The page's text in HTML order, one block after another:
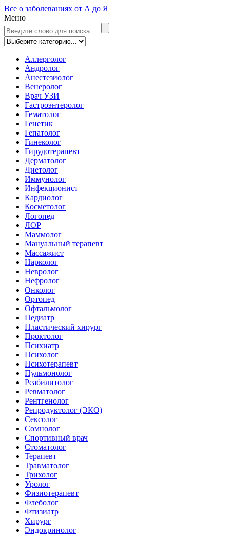
Все о заболеваниях от А до Я
Меню
Аллерголог
Андролог
Анестезиолог
Венеролог
Врач УЗИ
Гастроэнтеролог
Гематолог
Генетик
Гепатолог
Гинеколог
Гирудотерапевт
Дерматолог
Диетолог
Иммунолог
Инфекционист
Кардиолог
Косметолог
Логопед
ЛОР
Маммолог
Мануальный терапевт
Массажист
Нарколог
Невролог
Нефролог
Онколог
Ортопед
Офтальмолог
Педиатр
Пластический хирург
Проктолог
Психиатр
Психолог
Психотерапевт
Пульмонолог
Реабилитолог
Ревматолог
Рентгенолог
Репродуктолог (ЭКО)
Сексолог
Сомнолог
Спортивный врач
Стоматолог
Терапевт
Травматолог
Трихолог
Уролог
Физиотерапевт
Флеболог
Фтизиатр
Хирург
Эндокринолог